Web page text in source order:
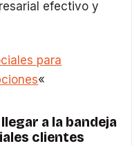
efectivo y
para
«
a la bandeja
clientes